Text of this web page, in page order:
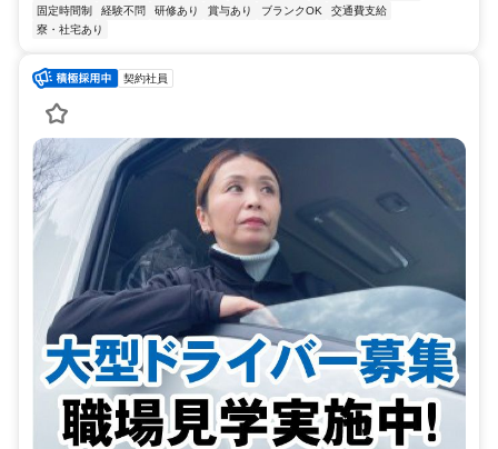
固定時間制
経験不問 研修あり 賞与あり ブランクOK
交通費支給
寮・社宅あり
契約社員